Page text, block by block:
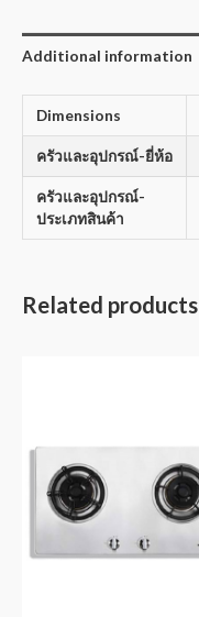
Additional information
Dimensions
ครัวและอุปกรณ์-ยี่ห้อ
ครัวและอุปกรณ์-
ประเภทสินค้า
Related products